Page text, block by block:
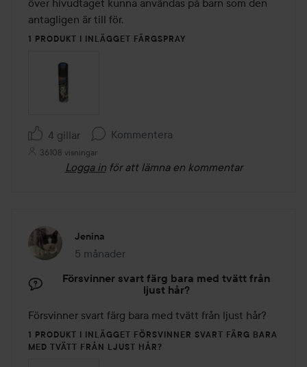
över hivudtaget kunna användas på barn som den
antagligen är till för.
1 PRODUKT I INLÄGGET FÄRGSPRAY
4 gillar Kommentera
36108 visningar
Logga in för att lämna en kommentar
Jenina
5 månader
Inlägget skapades 5 månader
Försvinner svart färg bara med tvätt från
ljust hår?
Försvinner svart färg bara med tvätt från ljust hår?
1 PRODUKT I INLÄGGET FÖRSVINNER SVART FÄRG BARA
MED TVÄTT FRÅN LJUST HÅR?